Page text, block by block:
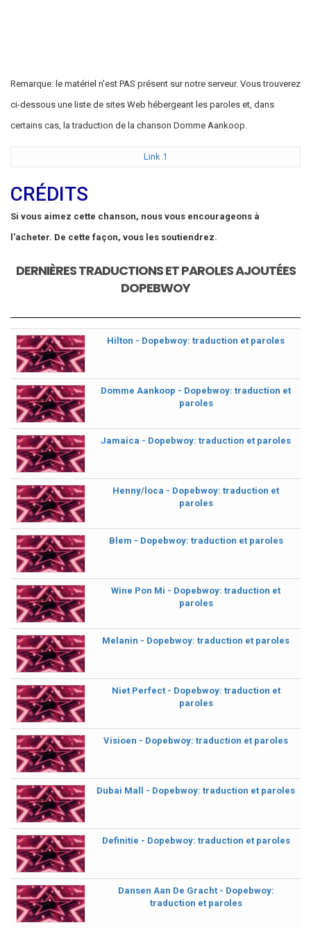
Remarque: le matériel n'est PAS présent sur notre serveur. Vous trouverez
ci-dessous une liste de sites Web hébergeant les paroles et, dans
certains cas, la traduction de la chanson Domme Aankoop.
Link 1
CRÉDITS
Si vous aimez cette chanson, nous vous encourageons à
l'acheter. De cette façon, vous les soutiendrez.
DERNIÈRES TRADUCTIONS ET PAROLES AJOUTÉES
DOPEBWOY
Hilton - Dopebwoy: traduction et paroles
Domme Aankoop - Dopebwoy: traduction et
paroles
Jamaica - Dopebwoy: traduction et paroles
Henny/loca - Dopebwoy: traduction et
paroles
Blem - Dopebwoy: traduction et paroles
Wine Pon Mi - Dopebwoy: traduction et
paroles
Melanin - Dopebwoy: traduction et paroles
Niet Perfect - Dopebwoy: traduction et
paroles
Visioen - Dopebwoy: traduction et paroles
Dubai Mall - Dopebwoy: traduction et paroles
Definitie - Dopebwoy: traduction et paroles
Dansen Aan De Gracht - Dopebwoy:
traduction et paroles